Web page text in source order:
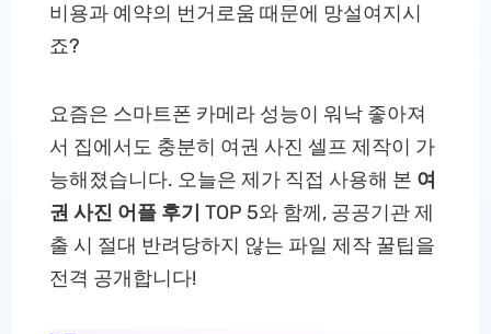
비용과 예약의 번거로움 때문에 망설여지시
죠?
요즘은 스마트폰 카메라 성능이 워낙 좋아져
서 집에서도 충분히 여권 사진 셀프 제작이 가
능해졌습니다. 오늘은 제가 직접 사용해 본 여
권 사진 어플 후기 TOP 5와 함께, 공공기관 제
출 시 절대 반려당하지 않는 파일 제작 꿀팁을
전격 공개합니다!